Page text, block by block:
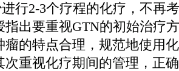
行2-3个疗程的化疗，不再
指出要重视GTN的初始治疗
瘤的特点合理，规范地使用
次重视化疗期间的管理，正